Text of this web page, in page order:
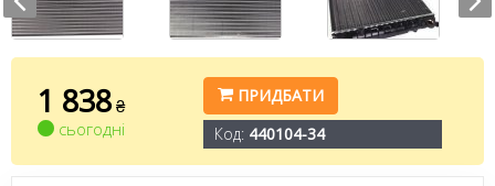
1 838 ₴
сьогодні
ПРИДБАТИ
Код: 440104-34